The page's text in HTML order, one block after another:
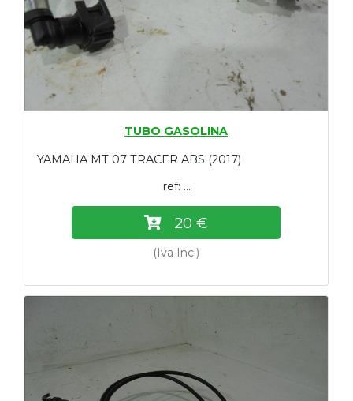
TUBO GASOLINA
YAMAHA MT 07 TRACER ABS (2017)
ref: ...
20 €
(Iva Inc.)